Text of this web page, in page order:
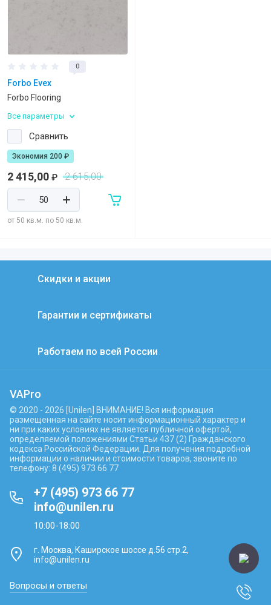
0
Forbo Evex
Forbo Flooring
Все параметры
Сравнить
Экономия 200 ₽
2 415,00 ₽ 2 615,00
от 50 кв.м. по 50 кв.м.
Скидки и акции
Гарантии и сертификаты
Работаем по всей России
VAPro
© 2020 - 2026 [Unilen] ВНИМАНИЕ! Вся информация
размещенная на сайте носит информационный характер и
ни при каких условиях не является публичной офертой,
определяемой положениями Статьи 437 (2) Гражданского
кодекса Российской Федерации. Для получения подробной
информации о наличии и стоимости товаров, звоните по
телефону: 8 (495) 973 66 77
+7 (495) 973 66 77
info@unilen.ru
10:00-18:00
г. Москва, Каширское шоссе д.56 стр.2,
info@unilen.ru
Вопросы и ответы